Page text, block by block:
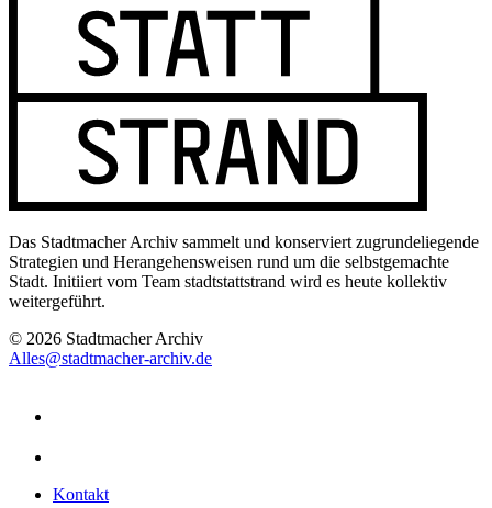
Das Stadtmacher Archiv sammelt und konserviert zugrundeliegende
Strategien und Herangehensweisen rund um die selbstgemachte
Stadt. Initiiert vom Team stadtstattstrand wird es heute kollektiv
weitergeführt.
© 2026 Stadtmacher Archiv
Alles@stadtmacher-archiv.de
Kontakt